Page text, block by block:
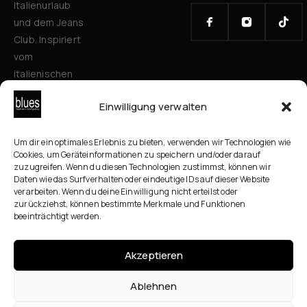
Einwilligung verwalten
Um dir ein optimales Erlebnis zu bieten, verwenden wir Technologien wie
Cookies, um Geräteinformationen zu speichern und/oder darauf
zuzugreifen. Wenn du diesen Technologien zustimmst, können wir
Daten wie das Surfverhalten oder eindeutige IDs auf dieser Website
verarbeiten. Wenn du deine Einwilligung nicht erteilst oder
zurückziehst, können bestimmte Merkmale und Funktionen
beeinträchtigt werden.
Akzeptieren
Ablehnen
Italienurlaub
und dem Jeans
Club. Inspiriert
vom
italienischen
Stil verbinden
wir zeitlose
und
Persönlichkeit
für alle
Generationen.
Mit
Brands und